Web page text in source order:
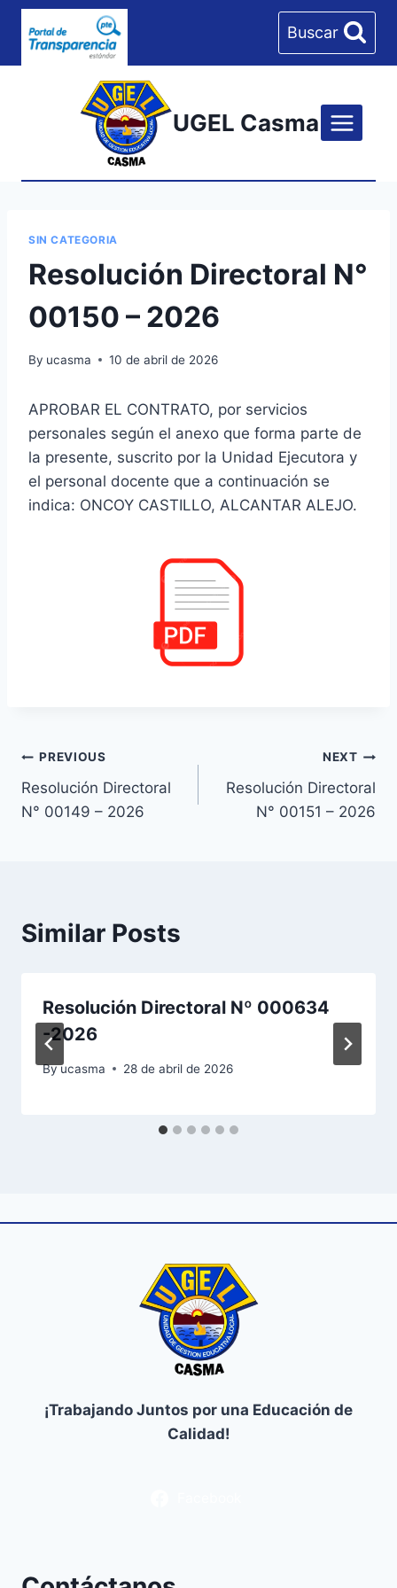
Skip
Buscar
UGEL Casma
SIN CATEGORIA
Resolución Directoral N°
00150 – 2026
By ucasma 10 de abril de 2026
APROBAR EL CONTRATO, por servicios
personales según el anexo que forma parte de
la presente, suscrito por la Unidad Ejecutora y
el personal docente que a continuación se
indica: ONCOY CASTILLO, ALCANTAR ALEJO.
Navegación
de
PREVIOUS
Resolución Directoral
N° 00149 – 2026
NEXT
Resolución Directoral
N° 00151 – 2026
Similar Posts
Resolución Directoral Nº 000634
-2026
Byucasma 28 de abril de 2026
¡Trabajando Juntos por una Educación de
Calidad!